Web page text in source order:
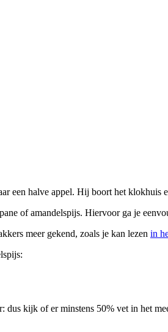
een halve appel. Hij boort het klokhuis
of amandelspijs. Hiervoor ga je
meer gekend, zoals je kan lezen in
dus kijk of er minstens 50% vet in het